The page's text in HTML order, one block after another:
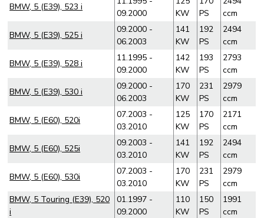
BMW, 5 (E39), 523 i
09.2000
KW
PS
ccm
BMW, 5 (E39), 525 i
09.2000 -
06.2003
141
KW
192
PS
2494
ccm
BMW, 5 (E39), 528 i
11.1995 -
09.2000
142
KW
193
PS
2793
ccm
BMW, 5 (E39), 530 i
09.2000 -
06.2003
170
KW
231
PS
2979
ccm
BMW, 5 (E60), 520i
07.2003 -
03.2010
125
KW
170
PS
2171
ccm
BMW, 5 (E60), 525i
09.2003 -
03.2010
141
KW
192
PS
2494
ccm
BMW, 5 (E60), 530i
07.2003 -
03.2010
170
KW
231
PS
2979
ccm
BMW, 5 Touring (E39), 520
i
01.1997 -
09.2000
110
KW
150
PS
1991
ccm